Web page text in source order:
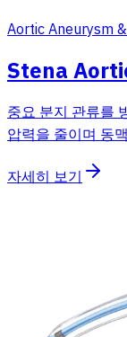
Aortic Aneurysm
Stena
중요 분지 관류를
압력을 줄이며 동
자세히 보기